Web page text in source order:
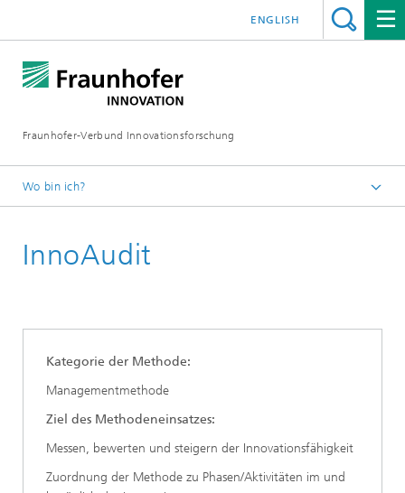
Fraunhofer-Verbund Innovationsforschung
ENGLISH
Wo bin ich?
Leistungen
InnoAudit
Kategorie der Methode:
Managementmethode
Ziel des Methodeneinsatzes:
Messen, bewerten und steigern der Innovationsfähigkeit
Zuordnung der Methode zu Phasen/Aktivitäten im und